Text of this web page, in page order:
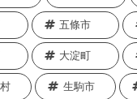
五條市
大淀町
生駒市